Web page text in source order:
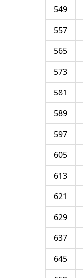
549
557
565
573
581
589
597
605
613
621
629
637
645